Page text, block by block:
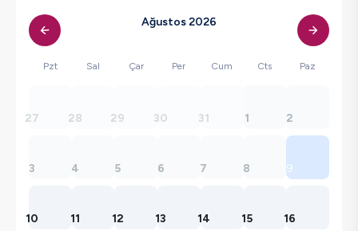
Ağustos 2026
Pzt Sal Çar Per Cum Cts Paz
27 28 29 30 31 1 2
3 4 5 6 7 8 9
10 11 12 13 14 15 16